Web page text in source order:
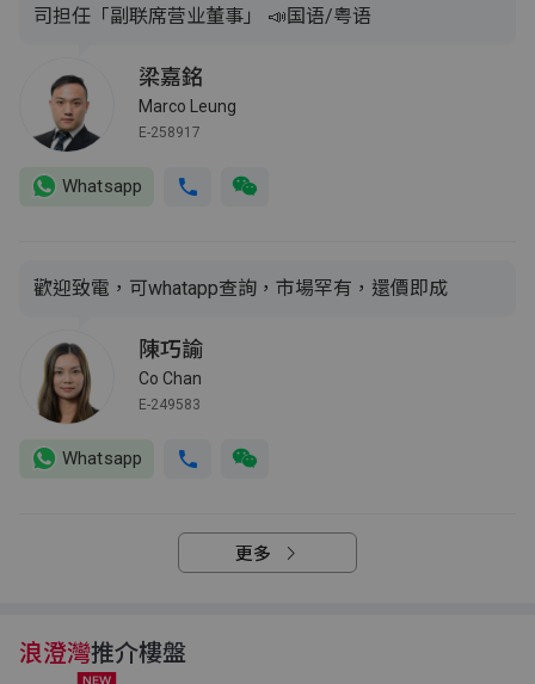
司担任「副联席营业董事」 📣国语/粤语
梁嘉銘
Marco Leung
E-258917
Whatsapp
歡迎致電，可whatapp查詢，市場罕有，還價即成
陳巧諭
Co Chan
E-249583
Whatsapp
更多
浪澄灣推介樓盤